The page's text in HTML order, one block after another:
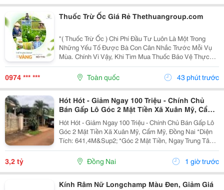
Thuốc Trừ Ốc Giá Rẻ Thethuangroup.com
"( Thuốc Trừ Ốc ) Chi Phí Đầu Tư Luôn Là Một Trong
Những Yếu Tố Được Bà Con Cân Nhắc Trước Mỗi Vụ
Mùa. Chính Vì Vậy, Khi Tìm Mua Thuốc Bảo Vệ Thực
Vật, Nhiều Người Thường Ưu Tiên Những Sản Phẩm
Có Mức Giá Hợp Lý Để Tiết Kiệm Ngân Sách. Tuy
Nhiên, Giá...
0974 *** *** Toàn quốc 43 phút trước
Hót Hót - Giảm Ngay 100 Triệu - Chính Chủ
Bán Gấp Lô Góc 2 Mặt Tiền Xã Xuân Mỹ, Cẩm
Mỹ, Đồng Nai
Hót Hót - Giảm Ngay 100 Triệu - Chính Chủ Bán Gấp Lô
Góc 2 Mặt Tiền Xã Xuân Mỹ, Cẩm Mỹ, Đồng Nai *Diện
Tích: 641,4M&Sup2; *Góc 2 Mặt Tiền, Ngay Trung Tâm,
Thuận Tiện Kinh Doanh Đa Ngành Nghề. Cách Quốc Lộ
764 Chỉ Khoảng 400M. *Pháp Lý Sổ Hồng...
3,2 tỷ Đồng Nai 1 giờ trước
Kính Râm Nữ Longchamp Màu Đen, Giảm Giá